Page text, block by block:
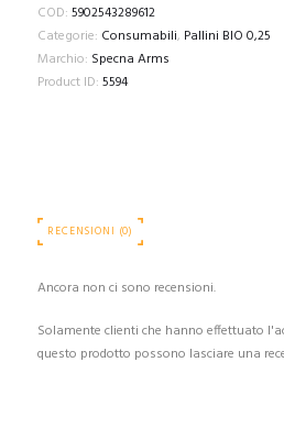
COD: 5902543289612
Categorie: Consumabili, Pallini BIO 0,25
Marchio: Specna Arms
Product ID: 5594
RECENSIONI (0)
Ancora non ci sono recensioni.
Solamente clienti che hanno effettuato
questo prodotto possono lasciare una